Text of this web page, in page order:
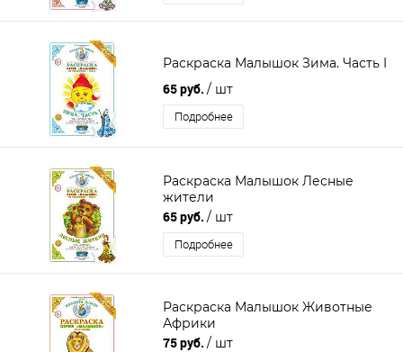
Раскраска Малышок Зима. Часть I
65 руб. / шт
Подробнее
Раскраска Малышок Лесные
жители
65 руб. / шт
Подробнее
Раскраска Малышок Животные
Африки
75 руб. / шт